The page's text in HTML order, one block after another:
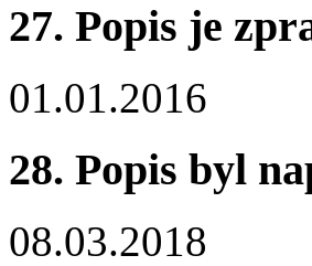
27. Popis je
01.01.2016
28. Popis byl
08.03.2018